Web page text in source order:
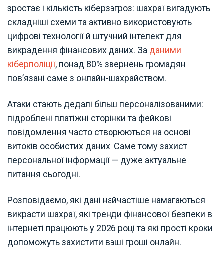
зростає і кількість кіберзагроз: шахраї вигадують
складніші схеми та активно використовують
цифрові технології й штучний інтелект для
викрадення фінансових даних. За даними
кіберполіції, понад 80% звернень громадян
пов’язані саме з онлайн-шахрайством.
Атаки стають дедалі більш персоналізованими:
підроблені платіжні сторінки та фейкові
повідомлення часто створюються на основі
витоків особистих даних. Саме тому захист
персональної інформації — дуже актуальне
питання сьогодні.
Розповідаємо, які дані найчастіше намагаються
викрасти шахраї, які тренди фінансової безпеки в
інтернеті працюють у 2026 році та які прості кроки
допоможуть захистити ваші гроші онлайн.